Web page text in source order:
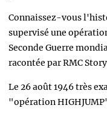
Connaissez-vous
supervisé une
Seconde Guerre
racontée par RMC
Le 26 août 1946 très
"opération